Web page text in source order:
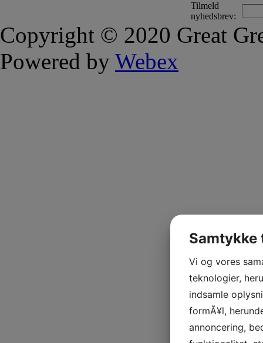
Tilmeld
nyhedsbrev:
Copyright © 2020 Great
Powered by Webex
Vi og vores
teknologier,
indsamle
formÃ¥l,
annoncering,